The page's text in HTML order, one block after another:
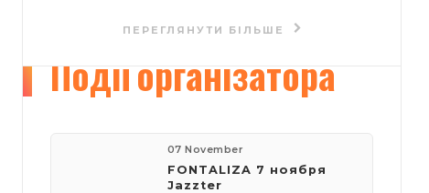
Подіїорганізатора
07 November
FONTALIZA 7 ноября
Jazzter
ПЕРЕГЛЯНУТИ БІЛЬШЕ